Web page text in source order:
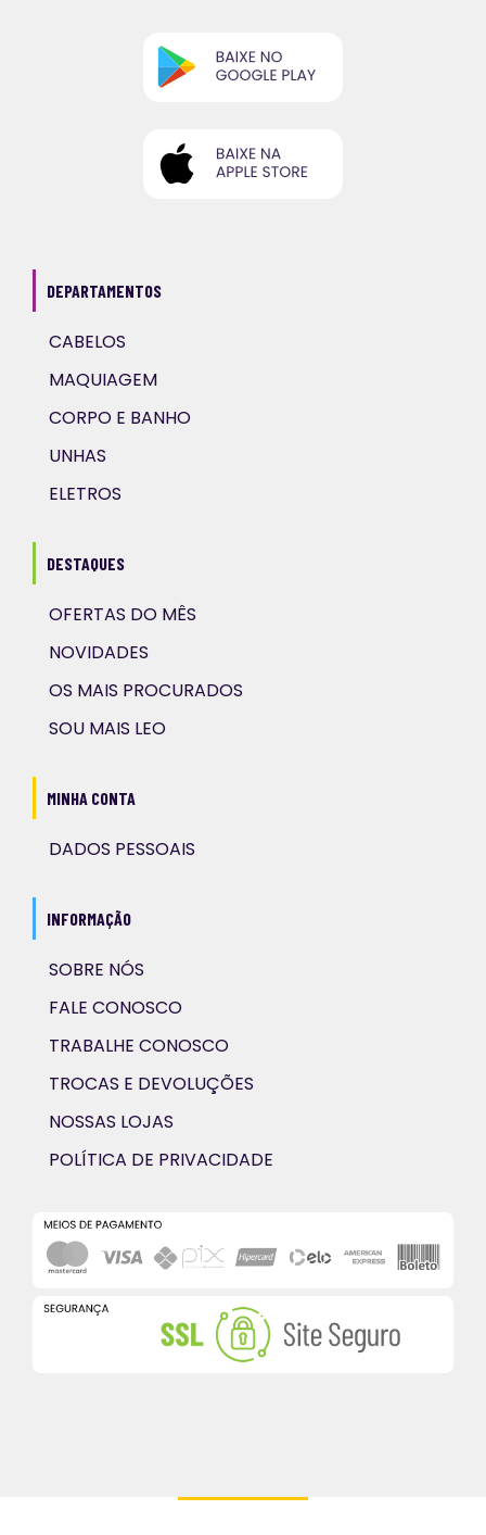
DEPARTAMENTOS
CABELOS
MAQUIAGEM
CORPO E BANHO
UNHAS
ELETROS
DESTAQUES
OFERTAS DO MÊS
NOVIDADES
OS MAIS PROCURADOS
SOU MAIS LEO
MINHA CONTA
DADOS PESSOAIS
INFORMAÇÃO
SOBRE NÓS
FALE CONOSCO
TRABALHE CONOSCO
TROCAS E DEVOLUÇÕES
NOSSAS LOJAS
POLÍTICA DE PRIVACIDADE